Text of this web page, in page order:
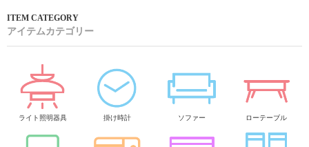
アイテムカテゴリー
ライト照明器具 掛け時計 ソファー ローテーブル